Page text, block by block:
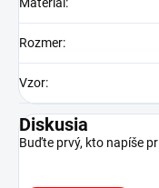
Rozmer:
Vzor:
Diskusia
Buďte prvý, kto napíše